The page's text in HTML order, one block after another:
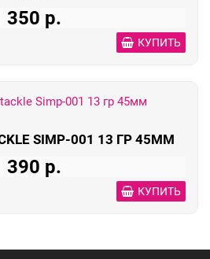
350 р.
КУПИТЬ
SIMP-001 13 ГР 45ММ
390 р.
КУПИТЬ